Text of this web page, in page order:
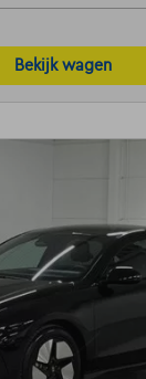
Bekijk wagen